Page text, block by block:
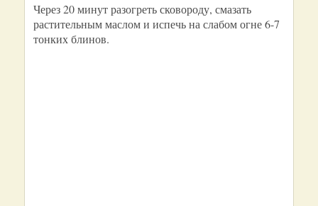
Через 20 минут разогреть сковороду, смазать
растительным маслом и испечь на слабом огне 6-7
тонких блинов.